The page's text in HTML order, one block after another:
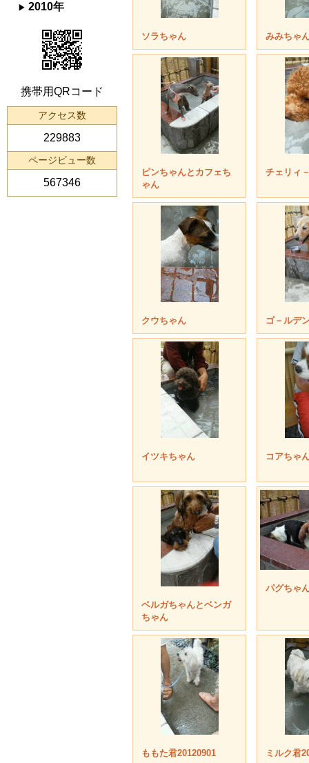
ソラちゃん みみちゃ
ピンちゃんとカフェち
ゃん
チェリィ
クウちゃん ゴ－ルデ
イツキちゃん コアちゃ
ベルガちゃんとベンガ
ちゃん
パグちゃ
ももた君20120901 ミルク君
2010年
携帯用QRコード
アクセス数
229883
ページビュー数
567346